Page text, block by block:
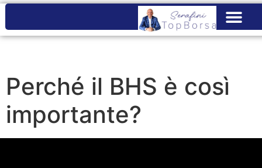
Perché il BHS è così
importante?